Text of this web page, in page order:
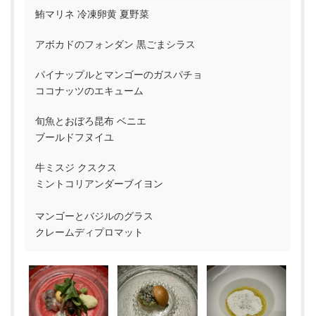
鮪マリネ 冷凍卵黄 夏野菜
アボカドのフォンダン 黒ごまシラス
パイナップルとマンゴーのガスパチョ
ココナッツのエキューム
旬魚とおぼろ昆布 ベニエ
ブールドフヌイユ
牛ミスジ クスクス
ミントコリアンダーブイヨン
マンゴーとバジルのグラス
クレームディプロマット